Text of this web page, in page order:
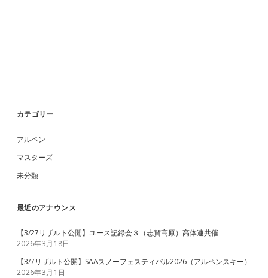
Sidebar
カテゴリー
アルペン
マスターズ
未分類
最近のアナウンス
【3/27リザルト公開】ユース記録会３（志賀高原）高体連共催
2026年3月18日
【3/7リザルト公開】SAAスノーフェスティバル2026（アルペンスキー）
2026年3月1日